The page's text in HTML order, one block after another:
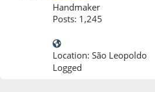
Handmaker
Posts: 1,245
Location: São Leopoldo
Logged